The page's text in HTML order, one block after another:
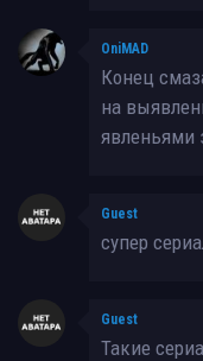
OniMAD
Конец
на
явленьями
Guest
супер
Guest
Такие